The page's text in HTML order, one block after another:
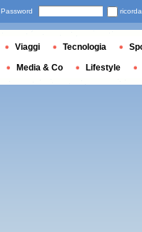
Password ricorda
Viaggi Tecnologia
Media & Co Lifestyle